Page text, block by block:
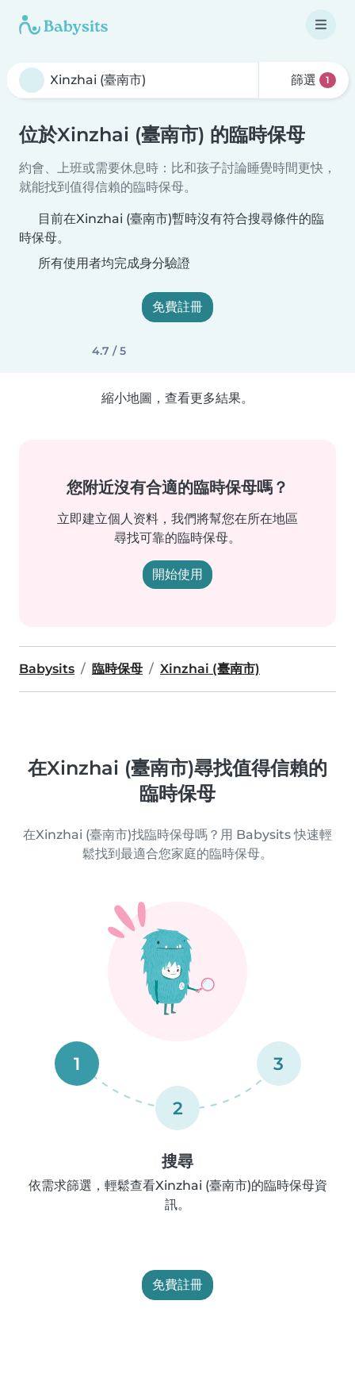
篩選 1
位於Xinzhai (臺南市) 的臨時保母
約會、上班或需要休息時：比和孩子討論睡覺時間更快，
就能找到值得信賴的臨時保母。
目前在Xinzhai (臺南市)暫時沒有符合搜尋條件的臨
時保母。
所有使用者均完成身分驗證
免費註冊
4.7 / 5
縮小地圖，查看更多結果。
您附近沒有合適的臨時保母嗎？
立即建立個人资料，我們將幫您在所在地區
尋找可靠的臨時保母。
開始使用
Babysits 臨時保母 Xinzhai (臺南市)
在Xinzhai (臺南市)尋找值得信賴的
臨時保母
在Xinzhai (臺南市)找臨時保母嗎？用 Babysits 快速輕
鬆找到最適合您家庭的臨時保母。
1
2
3
搜尋
依需求篩選，輕鬆查看Xinzhai (臺南市)的臨時保母資
訊。
免費註冊